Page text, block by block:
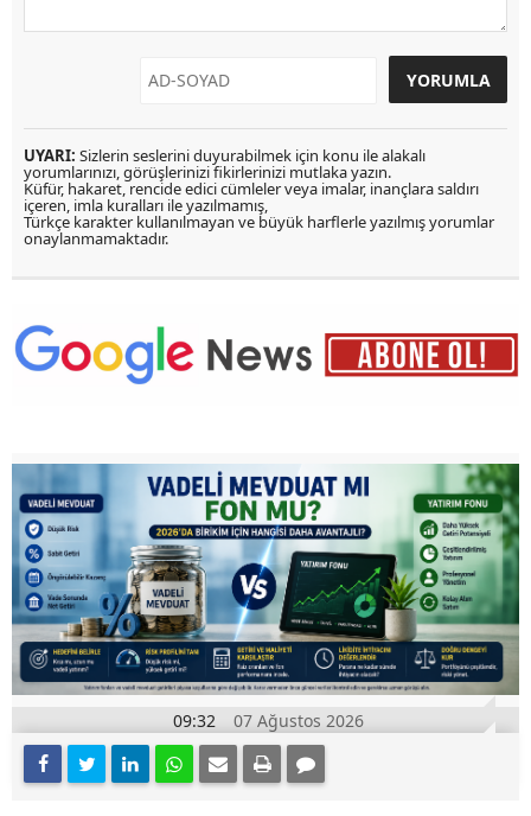
UYARI: Sizlerin seslerini duyurabilmek için konu ile alakalı
yorumlarınızı, görüşlerinizi fikirlerinizi mutlaka yazın.
Küfür, hakaret, rencide edici cümleler veya imalar, inançlara saldırı
içeren, imla kuralları ile yazılmamış,
Türkçe karakter kullanılmayan ve büyük harflerle yazılmış yorumlar
onaylanmamaktadır.
09:32 07 Ağustos 2026